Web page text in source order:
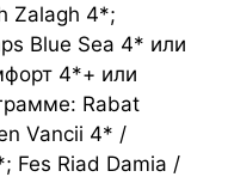
Zalagh 4*;
Blue Sea 4* или
4*+ или
Rabat
Vancii 4* /
Fes Riad Damia /